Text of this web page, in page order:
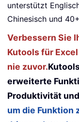
unterstützt
Chinesisch und
Verbessern Sie
Kutools für
nie zuvor.
erweiterte
Produktivität
um die Funktion